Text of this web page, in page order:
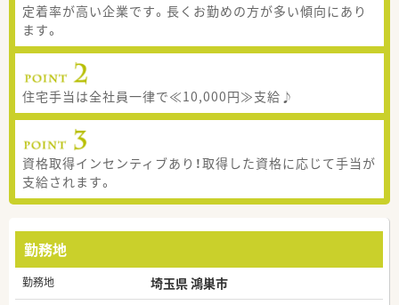
定着率が高い企業です。長くお勤めの方が多い傾向にあり
ます。
住宅手当は全社員一律で≪10,000円≫支給♪
資格取得インセンティブあり！取得した資格に応じて手当が
支給されます。
勤務地
勤務地 埼玉県 鴻巣市